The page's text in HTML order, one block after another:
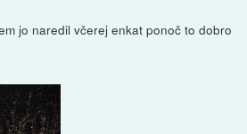
jo naredil včerej enkat ponoč to dobro